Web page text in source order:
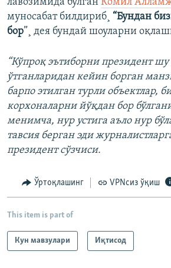
муносабат билдириб¸ “Бундан
бор”¸ дея бундай шоуларни
“Кўпроқ эътиборни президент
ўтганларидан кейин борган
барпо этилган турли объектлар,
корхоналарни йўқдан бор
менимча, нур устига аъло нур
тавсия берган эди
президент сўзчиси.
Ўртоқлашинг VPNсиз ўқиш
This item is part of
Кун мавзулари Иқтисод